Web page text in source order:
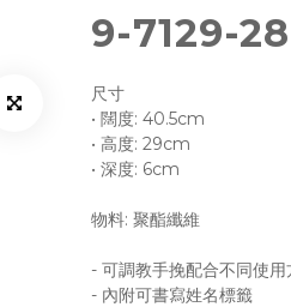
9-7129-28
尺寸
• 闊度: 40.5cm
• 高度: 29cm
• 深度: 6cm
物料: 聚酯纖維
- 可調教手挽配合不同使用
- 內附可書寫姓名標籤